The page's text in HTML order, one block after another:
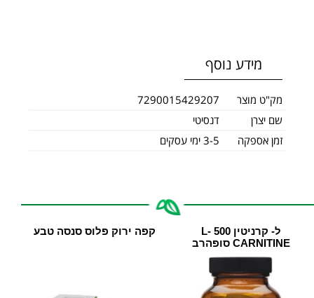
מידע נוסף
מק"ט מוצר
7290015429207
שם יצרן
דנסיטי
זמן אספקה
3-5 ימי עסקים
ל- קרניטין 500 L-
CARNITINE סופהרב
קפה ירוק פלוס סנסה טבע